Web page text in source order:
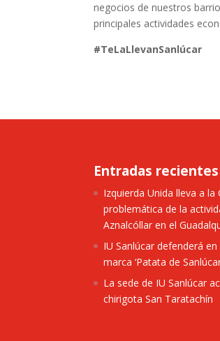
negocios de nuestros
principales actividades
#TeLaLlevanSanlúcar
Entradas recientes
Izquierda Unida lleva a
problemática de la
Aznalcóllar en el
IU Sanlúcar defenderá
marca ‘Patata de
La sede de IU Sanlúcar
chirigota San Taratachín